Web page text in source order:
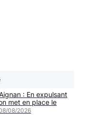
: En expulsant
met en place le
08/2026